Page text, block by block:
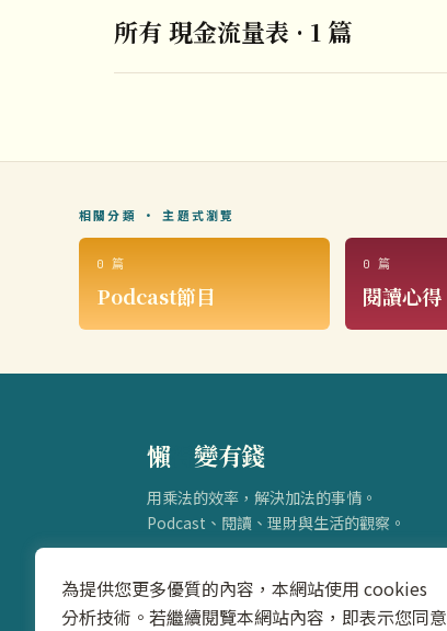
所有 現金流量表 · 1 篇
相關分類 · 主題式瀏覽
0 篇
Podcast節目
0 篇
閱讀心得
懶得變有錢
用乘法的效率，解決加法的事情。
Podcast、閱讀、理財與生活的觀察。
為提供您更多優質的內容，本網站使用 cookies
分析技術。若繼續閱覽本網站內容，即表示您同意